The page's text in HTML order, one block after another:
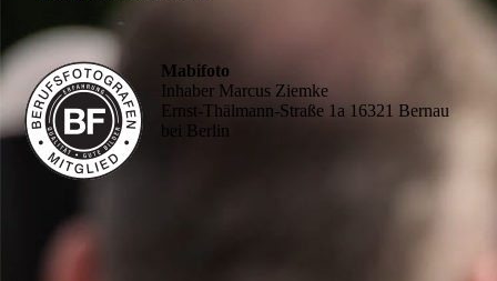
Mabifoto
Inhaber Marcus Ziemke
Ernst-Thälmann-Straße 1a 16321 Bernau
bei Berlin